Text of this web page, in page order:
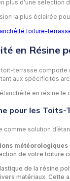
plus d’une sélection
la plus éclairée
toiture-
en Résine
terrasse
aux spécificités
en résine
pour les Toits-
comme solution
météorologiques
de votre toiture
de la résine
matériaux.